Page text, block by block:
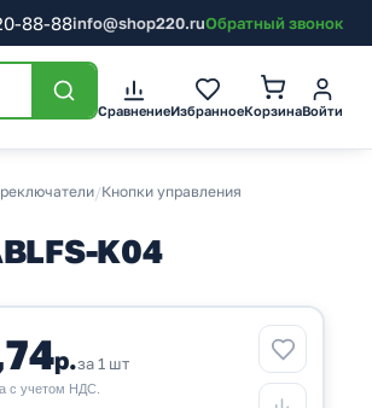
88-88info@shop220.ruОбратный звонок
СравнениеИзбранноеКорзинаВойти
/Кнопки управления
K04
р.за 1 шт
с учетом НДС.